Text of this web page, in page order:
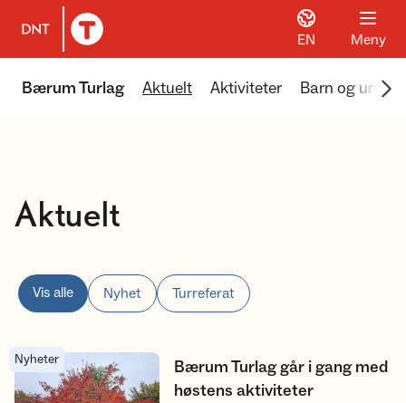
Til DNT.no forside
EN Meny
Bærum Turlag Aktuelt Aktiviteter Barn og unge
Aktuelt
Vis alle Nyhet Turreferat
Bærum Turlag går i gang med høstens aktiviteter
Nyheter
Bærum Turlag går i gang med
høstens aktiviteter